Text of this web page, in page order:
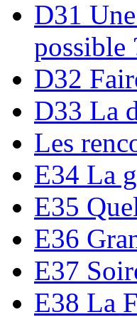
D31
possible
D32
D33 La
Les
E34 La
E35
E36
E37
E38 La